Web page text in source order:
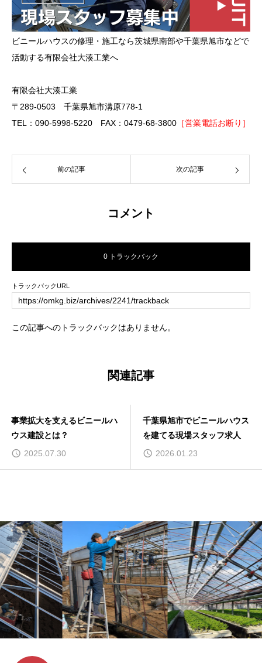
ビニールハウスの修理・施工なら茨城県南部や千葉県旭市などで
活動する有限会社大湊工業へ
有限会社大湊工業
〒289-0503 千葉県旭市溝原778-1
TEL：090-5998-5220 FAX：0479-68-3800 ［営業電話お断り］
前の記事 次の記事
コメント
0 トラックバック
トラックバックURL
この記事へのトラックバックはありません。
関連記事
事業拡大を支えるビニールハ
ウス建設とは？
2025.07.30
千葉県旭市でビニールハウス
を建てる現場スタッフ求人
2026.01.23